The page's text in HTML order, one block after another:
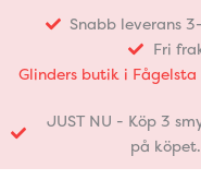
innehåll
Snabb leverans
Fri
Glinders butik i
JUST NU - Köp 3
på